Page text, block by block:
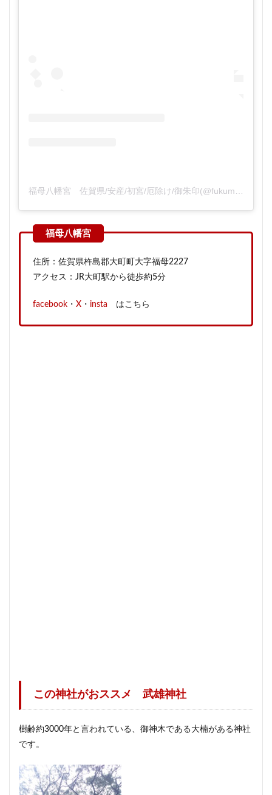
住所：佐賀県杵島郡大町町大字福母2227
アクセス：JR大町駅から徒歩約5分
facebook ・ X ・ insta はこちら
この神社がおススメ 武雄神社
樹齢約3000年と言われている、御神木である大楠がある神社
です。